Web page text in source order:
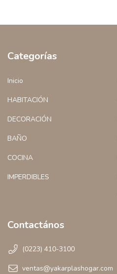
Categorías
Inicio
HABITACIÓN
DECORACIÓN
BAÑO
COCINA
IMPERDIBLES
Contactános
(0223) 410-3100
ventas@yakarplashogar.com